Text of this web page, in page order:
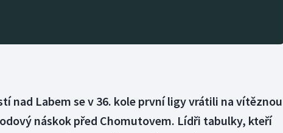
nad Labem se v 36. kole první ligy vrátili na vítěznou
náskok před Chomutovem. Lídři tabulky, kteří